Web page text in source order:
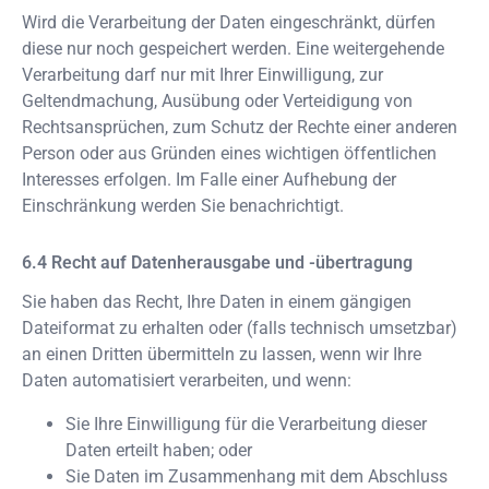
Wird die Verarbeitung der Daten eingeschränkt, dürfen
diese nur noch gespeichert werden. Eine weitergehende
Verarbeitung darf nur mit Ihrer Einwilligung, zur
Geltendmachung, Ausübung oder Verteidigung von
Rechtsansprüchen, zum Schutz der Rechte einer anderen
Person oder aus Gründen eines wichtigen öffentlichen
Interesses erfolgen. Im Falle einer Aufhebung der
Einschränkung werden Sie benachrichtigt.
Recht auf Datenherausgabe und -übertragung
Sie haben das Recht, Ihre Daten in einem gängigen
Dateiformat zu erhalten oder (falls technisch umsetzbar)
an einen Dritten übermitteln zu lassen, wenn wir Ihre
Daten automatisiert verarbeiten, und wenn:
Sie Ihre Einwilligung für die Verarbeitung dieser
Daten erteilt haben; oder
Sie Daten im Zusammenhang mit dem Abschluss